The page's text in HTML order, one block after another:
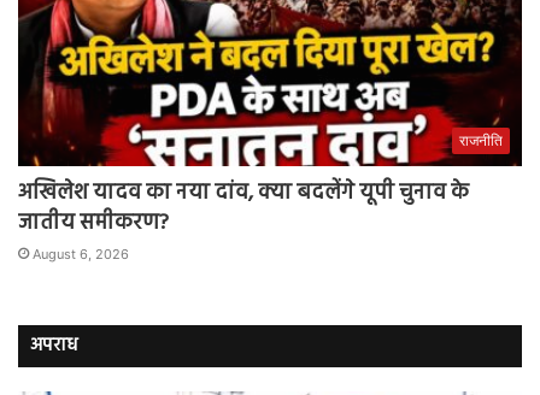
राजनीति
अखिलेश यादव का नया दांव, क्या बदलेंगे यूपी चुनाव के
जातीय समीकरण?
August 6, 2026
अपराध